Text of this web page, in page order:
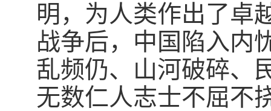
明，为人类作出了卓
战争后，中国陷入内
乱频仍、山河破碎、
无数仁人志士不屈不